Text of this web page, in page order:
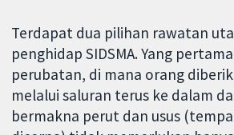
Terdapat dua pilihan rawatan
penghidap SIDSMA. Yang
perubatan, di mana orang
melalui saluran terus ke dalam
bermakna perut dan usus